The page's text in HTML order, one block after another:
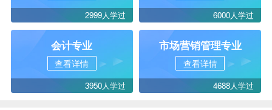
2999人学过 6000人学过
会计专业
查看详情
3950人学过
市场营销管理专业
查看详情
4688人学过